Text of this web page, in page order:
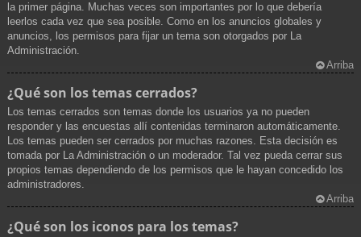
la primer página. Muchas veces son importantes por lo que debería
leerlos cada vez que sea posible. Como en los anuncios globales y
anuncios, los permisos para fijar un tema son otorgados por La
Administración.
Arriba
¿Qué son los temas cerrados?
Los temas cerrados son temas donde los usuarios ya no pueden
responder y las encuestas allí contenidas terminaron automáticamente.
Los temas pueden ser cerrados por muchas razones. Esta decisión es
tomada por La Administración o un moderador. Tal vez pueda cerrar sus
propios temas dependiendo de los permisos que le hayan concedido los
administradores.
Arriba
¿Qué son los iconos para los temas?